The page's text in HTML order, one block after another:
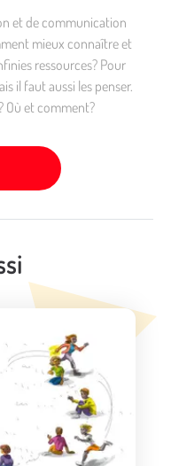
et de communication
mieux connaître et
ressources? Pour
il faut aussi les penser.
Où et comment?